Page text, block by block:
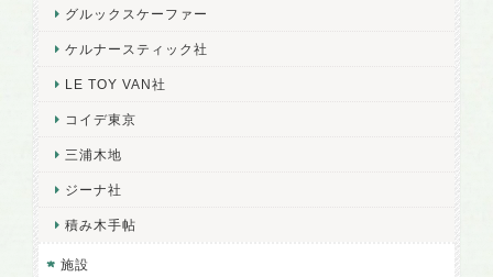
グルックスケーファー
ケルナースティック社
LE TOY VAN社
コイデ東京
三浦木地
ジーナ社
積み木手帖
施設